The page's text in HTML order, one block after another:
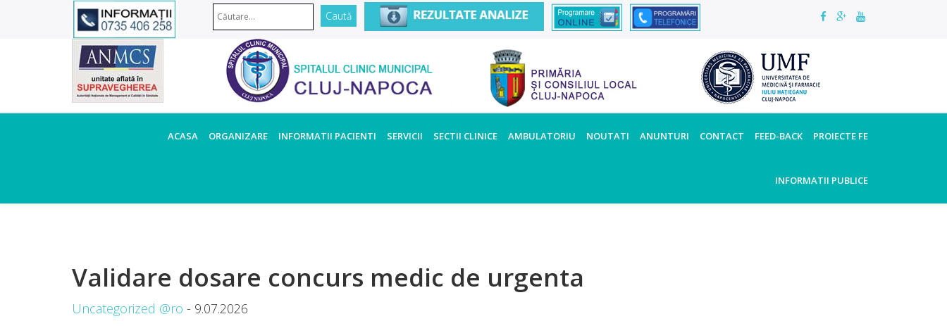
ACASA ORGANIZARE INFORMATII PACIENTI SERVICII SECTII CLINICE AMBULATORIU NOUTATI ANUNTURI CONTACT FEED-BACK PROIECTE FE
INFORMATII PUBLICE
Validare dosare concurs medic de urgenta
Uncategorized @ro - 9.07.2026